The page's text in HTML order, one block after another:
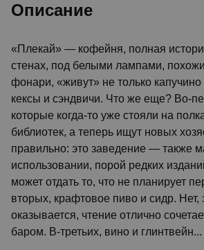
Описание
«Плекай» — кофейня, полная
стенах, под белыми лампами,
фонари, «живут» не только
кексы и сэндвичи. Что же еще? Во-
которые когда-то уже стояли на
библиотек, а теперь ищут новых
правильно: это заведение — также
использовании, порой редких
может отдать то, что не планирует
вторых, крафтовое пиво и сидр. Нет,
оказывается, чтение отлично
баром. В-третьих, вино и глинтвейн...